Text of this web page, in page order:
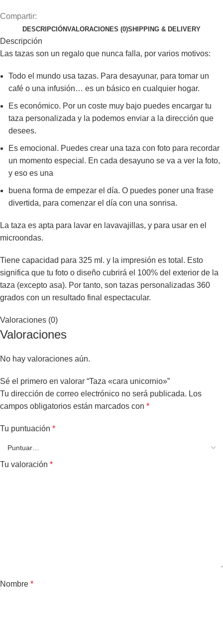
Compartir:
DESCRIPCIÓNVALORACIONES (0)SHIPPING & DELIVERY
Descripción
Las tazas son un regalo que nunca falla, por varios motivos:
Todo el mundo usa tazas. Para desayunar, para tomar un
café o una infusión… es un básico en cualquier hogar.
Es económico. Por un coste muy bajo puedes encargar tu
taza personalizada y la podemos enviar a la dirección que
desees.
Es emocional. Puedes crear una taza con foto para recordar
un momento especial. En cada desayuno se va a ver la foto,
y eso es una
buena forma de empezar el día. O puedes poner una frase
divertida, para comenzar el día con una sonrisa.
La taza es apta para lavar en lavavajillas, y para usar en el
microondas.
Tiene capacidad para 325 ml. y la impresión es total. Esto
significa que tu foto o diseño cubrirá el 100% del exterior de la
taza (excepto asa). Por tanto, son tazas personalizadas 360
grados con un resultado final espectacular.
Valoraciones (0)
Valoraciones
No hay valoraciones aún.
Sé el primero en valorar “Taza «cara unicornio»”
Tu dirección de correo electrónico no será publicada. Los
campos obligatorios están marcados con *
Tu puntuación *
Tu valoración *
Nombre *